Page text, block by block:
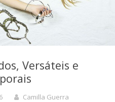
Versáteis e
Camilla Guerra